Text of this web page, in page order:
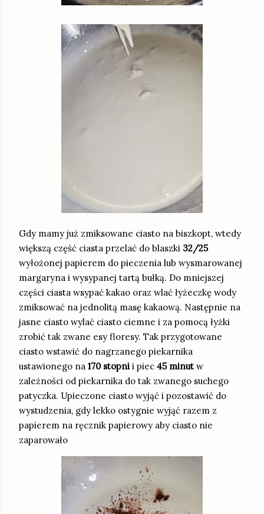
Gdy mamy już zmiksowane ciasto na biszkopt, wtedy
większą część ciasta przelać do blaszki 32/25
wyłożonej papierem do pieczenia lub wysmarowanej
margaryna i wysypanej tartą bułką. Do mniejszej
części ciasta wsypać kakao oraz wlać łyżeczkę wody
zmiksować na jednolitą masę kakaową. Następnie na
jasne ciasto wylać ciasto ciemne i za pomocą łyżki
zrobić tak zwane esy floresy. Tak przygotowane
ciasto wstawić do nagrzanego piekarnika
ustawionego na 170 stopni i piec 45 minut w
zależności od piekarnika do tak zwanego suchego
patyczka. Upieczone ciasto wyjąć i pozostawić do
wystudzenia, gdy lekko ostygnie wyjąć razem z
papierem na ręcznik papierowy aby ciasto nie
zaparowało